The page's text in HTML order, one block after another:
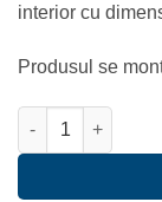
interior cu
Produsul se
Cantitate Cot